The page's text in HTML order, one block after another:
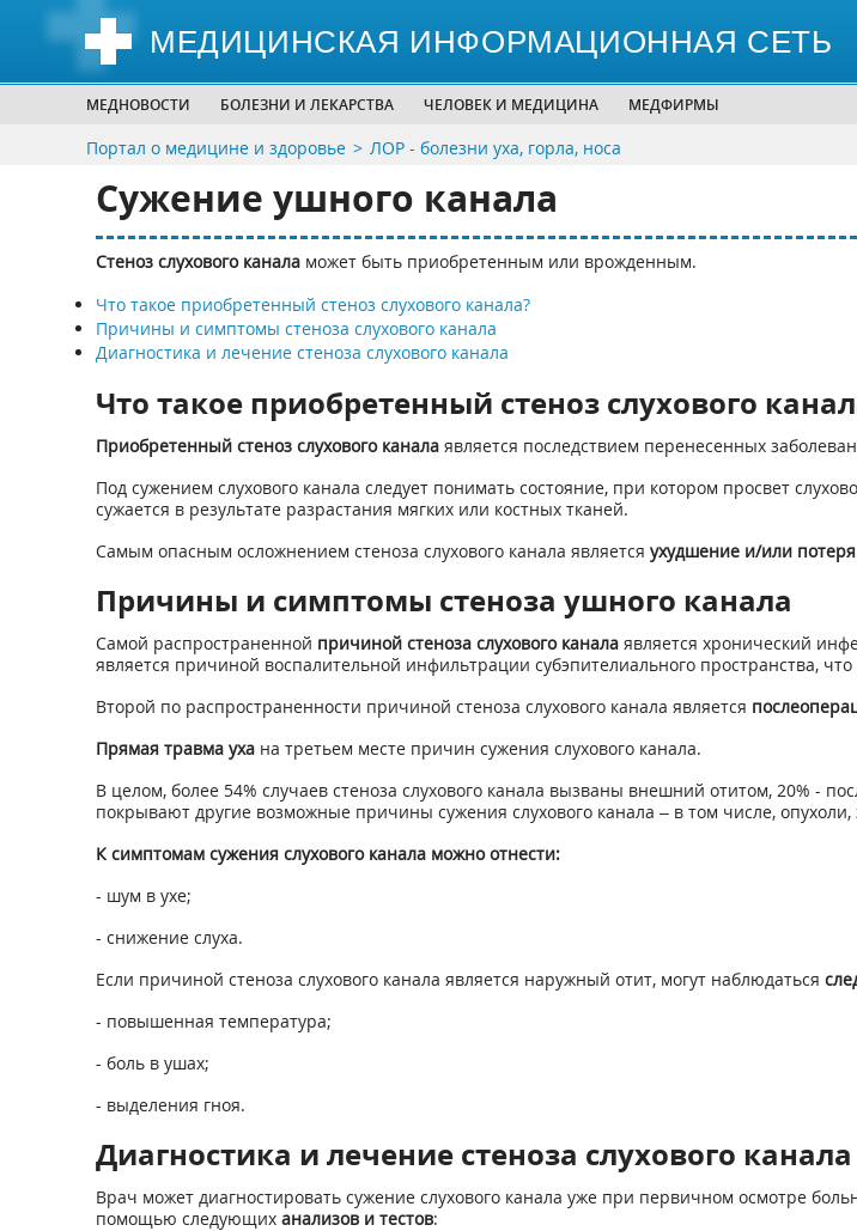
МЕДИЦИНСКАЯ ИНФОРМАЦИОННАЯ СЕТЬ
МЕДНОВОСТИ БОЛЕЗНИ И ЛЕКАРСТВА ЧЕЛОВЕК И МЕДИЦИНА МЕДФИРМЫ
Портал о медицине и здоровье ЛОР - болезни уха, горла, носа
Сужение ушного канала
Стеноз слухового каналаможет быть приобретенным или врожденным.
Что такое приобретенный стеноз слухового канала?
Причины и симптомы стеноза слухового канала
Диагностика и лечение стеноза слухового канала
Что такое приобретенный стеноз слухового
Приобретенный стеноз слухового каналаявляется последствием перенесенных
Под сужением слухового канала следует понимать состояние, при котором просвет
сужается в результате разрастания мягких или костных тканей.
Самым опасным осложнением стеноза слухового канала является ухудшение и/или потеря
Причины и симптомы стеноза ушного канала
Самой распространенной причиной стеноза слухового каналаявляется хронический
является причиной воспалительной инфильтрации субэпителиального пространства,
Второй по распространенности причиной стеноза слухового канала является
Прямая травма ухана третьем месте причин сужения слухового канала.
В целом, более 54% случаев стеноза слухового канала вызваны внешний отитом, 20% -
покрывают другие возможные причины сужения слухового канала – в том числе,
К симптомам сужения слухового канала можно отнести:
- шум в ухе;
- снижение слуха.
Если причиной стеноза слухового канала является наружный отит, могут наблюдаться
- повышенная температура;
- боль в ушах;
- выделения гноя.
Диагностика и лечение стеноза слухового канала
Врач может диагностировать сужение слухового канала уже при первичном осмотре
помощью следующих анализов и тестов: